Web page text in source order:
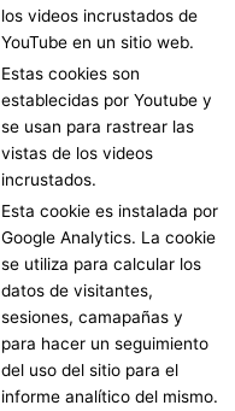
los videos incrustados de
YouTube en un sitio web.
Estas cookies son
establecidas por Youtube y
se usan para rastrear las
vistas de los videos
incrustados.
Esta cookie es instalada por
Google Analytics. La cookie
se utiliza para calcular los
datos de visitantes,
sesiones, camapañas y
para hacer un seguimiento
del uso del sitio para el
informe analítico del mismo.